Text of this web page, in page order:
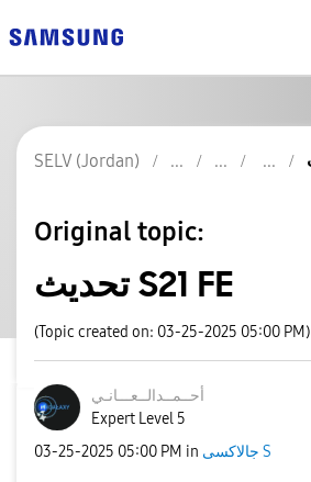
SELV (Jordan)
Original topic:
تحديث S21 FE
(Topic created on: 03-25-2025 05:00 PM)
أحــمــدالــعـــانـي
Expert Level 5
‎03-25-2025 05:00 PM in جالاكسى S